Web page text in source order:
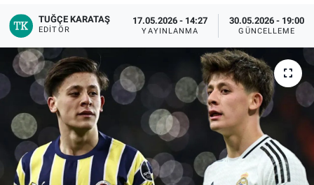
TUĞÇE KARATAŞ
EDITÖR
17.05.2026 - 14:27
YAYINLANMA
30.05.2026 - 19:00
GÜNCELLEME
ASTROLOJİ
MANŞET
RESMİ İLANLAR
İLAN
Bize ulaşın